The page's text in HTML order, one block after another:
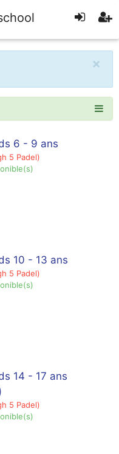
×
6 - 9 ans
5 Padel)
10 - 13 ans
5 Padel)
14 - 17 ans
5 Padel)